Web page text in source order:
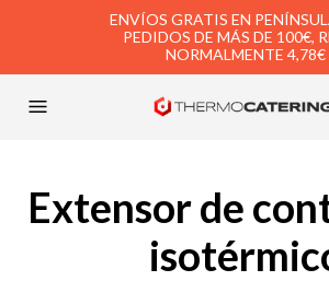
ENVÍOS GRATIS EN
PEDIDOS DE MÁS DE 100€,
NORMALMENTE 4,78€
Extensor de